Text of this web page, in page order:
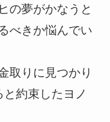
の夢がかなうと
べきか悩んでい
取りに見つかり
約束したヨノ